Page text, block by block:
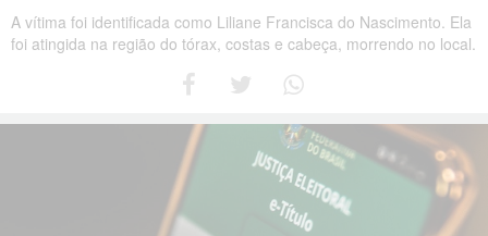
A vítima foi identificada como Liliane Francisca do Nascimento. Ela
foi atingida na região do tórax, costas e cabeça, morrendo no local.